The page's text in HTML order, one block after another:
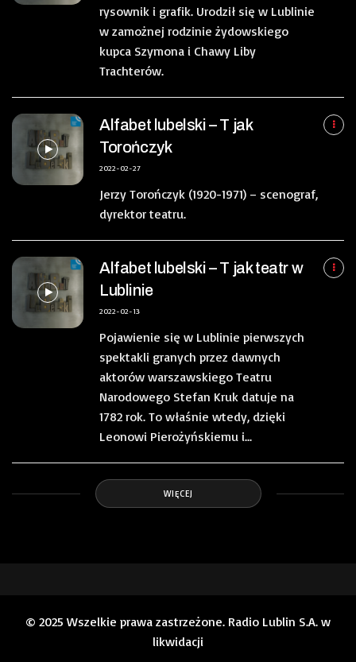
rysownik i grafik. Urodził się w Lublinie
w zamożnej rodzinie żydowskiego
kupca Szymona i Chawy Liby
Trachterów.
Alfabet lubelski – T jak
Torończyk
2022-02-27
Jerzy Torończyk (1920-1971) – scenograf,
dyrektor teatru.
Alfabet lubelski – T jak teatr w
Lublinie
2022-02-13
Pojawienie się w Lublinie pierwszych
spektakli granych przez dawnych
aktorów warszawskiego Teatru
Narodowego Stefan Kruk datuje na
1782 rok. To właśnie wtedy, dzięki
Leonowi Pierożyńskiemu i...
WIĘCEJ
© 2025 Wszelkie prawa zastrzeżone. Radio Lublin S.A. w
likwidacji